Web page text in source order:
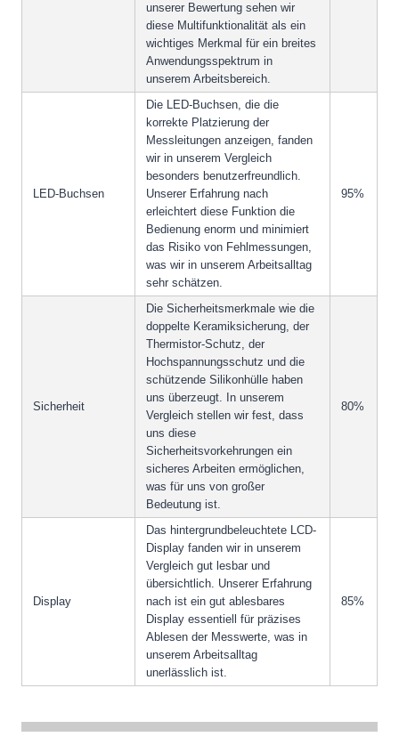
unserer Bewertung sehen wir
diese Multifunktionalität als ein
wichtiges Merkmal für ein breites
Anwendungsspektrum in
unserem Arbeitsbereich.
LED-Buchsen
Die LED-Buchsen, die die
korrekte Platzierung der
Messleitungen anzeigen, fanden
wir in unserem Vergleich
besonders benutzerfreundlich.
Unserer Erfahrung nach
erleichtert diese Funktion die
Bedienung enorm und minimiert
das Risiko von Fehlmessungen,
was wir in unserem Arbeitsalltag
sehr schätzen.
95%
Sicherheit
Die Sicherheitsmerkmale wie die
doppelte Keramiksicherung, der
Thermistor-Schutz, der
Hochspannungsschutz und die
schützende Silikonhülle haben
uns überzeugt. In unserem
Vergleich stellen wir fest, dass
uns diese
Sicherheitsvorkehrungen ein
sicheres Arbeiten ermöglichen,
was für uns von großer
Bedeutung ist.
80%
Display
Das hintergrundbeleuchtete LCD-
Display fanden wir in unserem
Vergleich gut lesbar und
übersichtlich. Unserer Erfahrung
nach ist ein gut ablesbares
Display essentiell für präzises
Ablesen der Messwerte, was in
unserem Arbeitsalltag
unerlässlich ist.
85%